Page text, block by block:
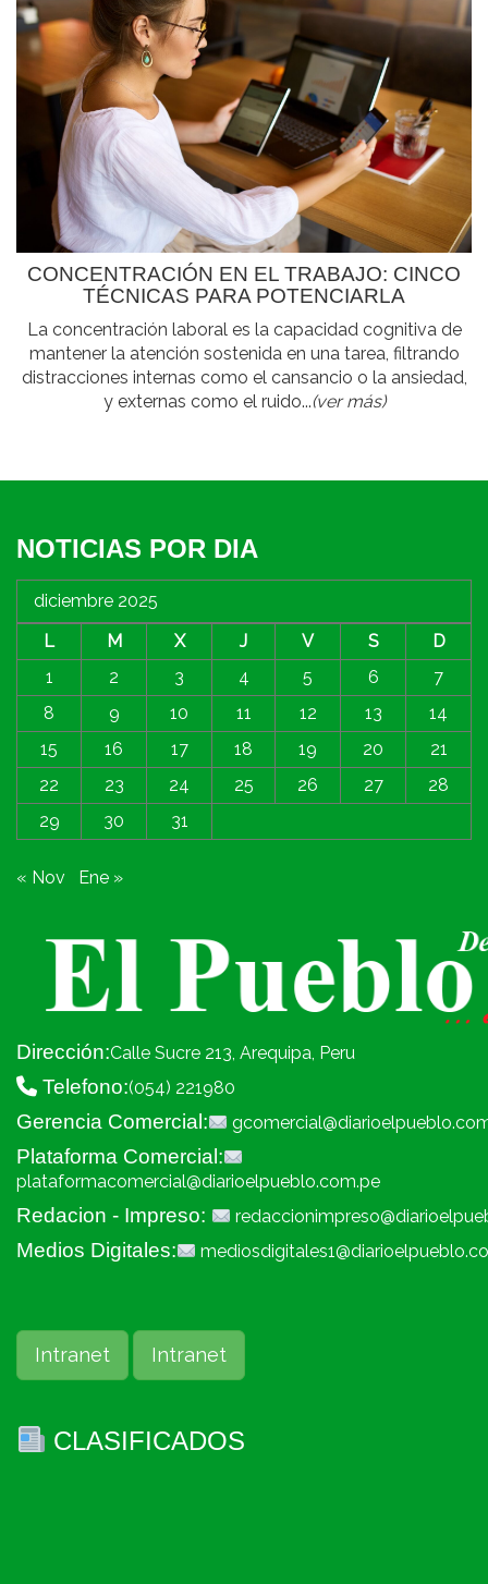
CONCENTRACIÓN EN EL TRABAJO: CINCO
TÉCNICAS PARA POTENCIARLA
La concentración laboral es la capacidad cognitiva de
mantener la atención sostenida en una tarea, filtrando
distracciones internas como el cansancio o la ansiedad,
y externas como el ruido...(ver más)
NOTICIAS POR DIA
diciembre 2025
L
M X J V S
D
1
2 3 4 5 6
7
8
9 10 11 12 13
14
15
16 17 18 19 20
21
22
23 24 25 26 27
28
29
30 31
« Nov Ene »
Dirección:Calle Sucre 213, Arequipa, Peru
Telefono:(054) 221980
Gerencia Comercial:
Plataforma Comercial:
plataformacomercial@diarioelpueblo.com.pe
Redacion - Impreso:
Medios Digitales:
Intranet Intranet
CLASIFICADOS